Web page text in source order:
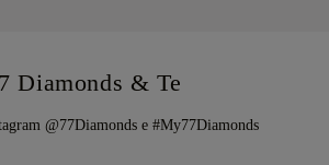
Diamonds & Te
@77Diamonds e #My77Diamonds